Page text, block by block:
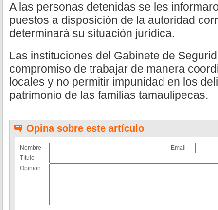
A las personas detenidas se les
puestos a disposición de la autoridad
determinará su situación jurídica.
Las instituciones del Gabinete de
compromiso de trabajar de manera
locales y no permitir impunidad en los
patrimonio de las familias tamaulipecas.
Opina sobre este artículo
Nombre
Email
Título
Opinion